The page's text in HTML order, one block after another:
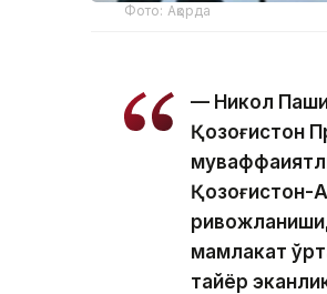
Фото: Ақорда
— Никол
Қозоғистон
Қозоғистон-
мамлакат
тайёр